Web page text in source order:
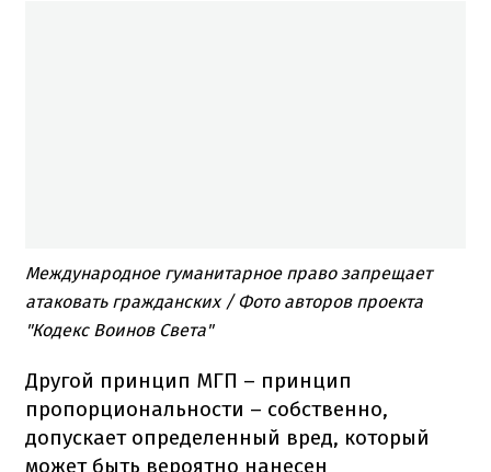
Международное гуманитарное право запрещает
атаковать гражданских / Фото авторов проекта
"Кодекс Воинов Света"
Другой принцип МГП – принцип
пропорциональности – собственно,
допускает определенный вред, который
может быть вероятно нанесен